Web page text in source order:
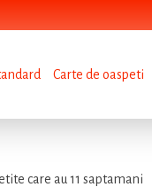
Carte de oaspeti
care au 11 saptamani